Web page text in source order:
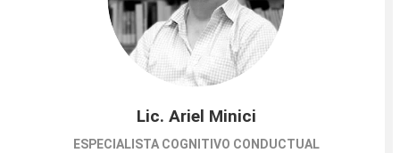
Lic. Ariel Minici
ESPECIALISTA COGNITIVO CONDUCTUAL